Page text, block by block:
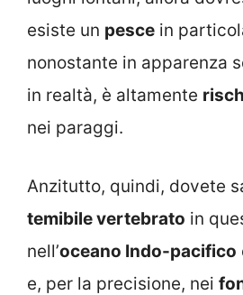
esiste un pesce in
nonostante in apparenza
in realtà, è altamente
nei paraggi.
Anzitutto, quindi, dovete
temibile vertebrato in
nell’oceano Indo-pacifico
e, per la precisione, nei